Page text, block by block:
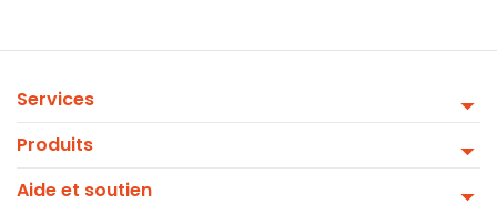
Services
Produits
Aide et soutien